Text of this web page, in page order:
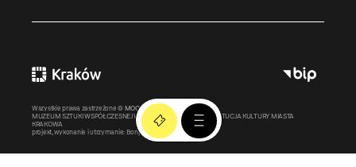
Wszystkie prawa zastrzeżone © MOCAK2011-2026
MUZEUM SZTUKI WSPÓŁCZESNEJ W KRAKOWIE MOCAK – INSTYTUCJA KULTURY MIASTA
KRAKOWA
projekt, wykonanie i utrzymanie: Bonjour.pl